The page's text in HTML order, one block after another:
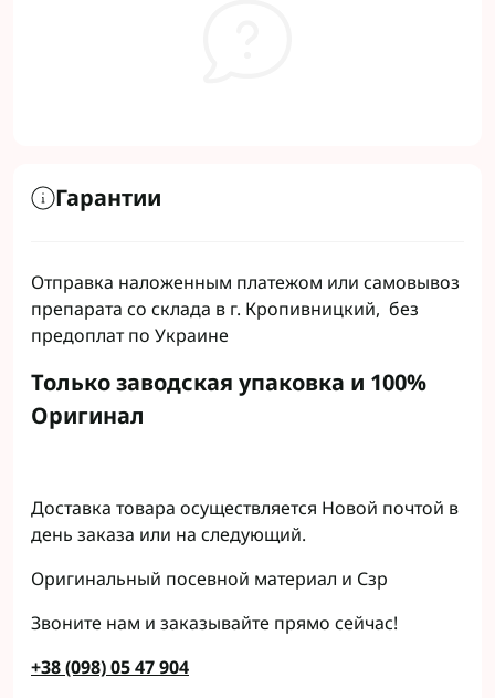
Гарантии
Отправка наложенным платежом или самовывоз
препарата со склада в г. Кропивницкий, без
предоплат по Украине
Только заводская упаковка и 100%
Оригинал
Доставка товара осуществляется Новой почтой в
день заказа или на следующий.
Оригинальный посевной материал и Сзр
Звоните нам и заказывайте прямо сейчас!
+38 (098) 05 47 904